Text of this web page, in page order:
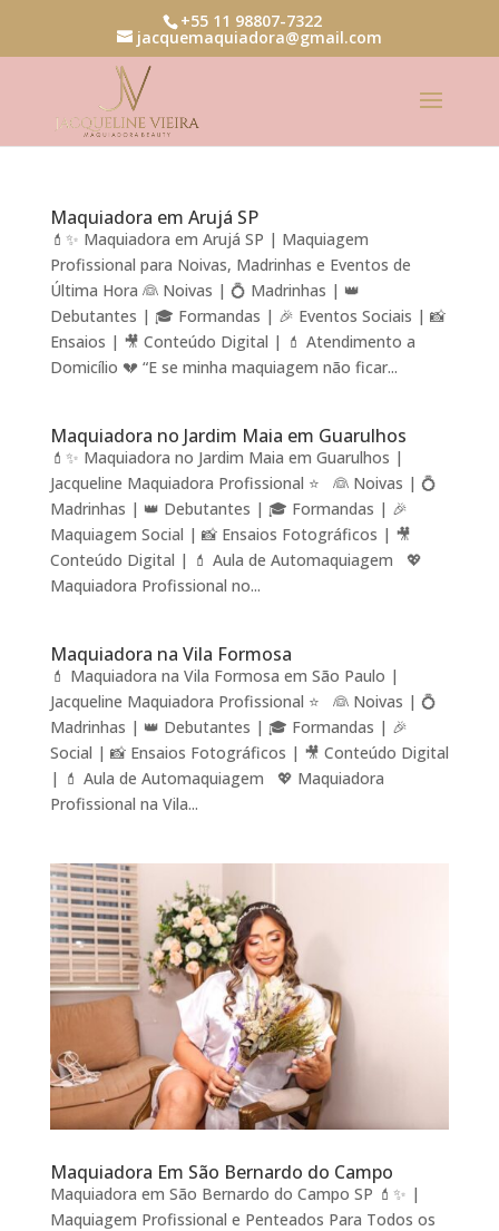
+55 11 98807-7322
jacquemaquiadora@gmail.com
Maquiadora em Arujá SP
💄✨ Maquiadora em Arujá SP | Maquiagem
Profissional para Noivas, Madrinhas e Eventos de
Última Hora 👰 Noivas | 💍 Madrinhas | 👑
Debutantes | 🎓 Formandas | 🎉 Eventos Sociais | 📸
Ensaios | 🎥 Conteúdo Digital | 💄 Atendimento a
Domicílio 💔 “E se minha maquiagem não ficar...
Maquiadora no Jardim Maia em Guarulhos
💄✨ Maquiadora no Jardim Maia em Guarulhos |
Jacqueline Maquiadora Profissional ⭐ 👰 Noivas | 💍
Madrinhas | 👑 Debutantes | 🎓 Formandas | 🎉
Maquiagem Social | 📸 Ensaios Fotográficos | 🎥
Conteúdo Digital | 💄 Aula de Automaquiagem 💖
Maquiadora Profissional no...
Maquiadora na Vila Formosa
💄 Maquiadora na Vila Formosa em São Paulo |
Jacqueline Maquiadora Profissional ⭐ 👰 Noivas | 💍
Madrinhas | 👑 Debutantes | 🎓 Formandas | 🎉
Social | 📸 Ensaios Fotográficos | 🎥 Conteúdo Digital
| 💄 Aula de Automaquiagem 💖 Maquiadora
Profissional na Vila...
Maquiadora Em São Bernardo do Campo
Maquiadora em São Bernardo do Campo SP 💄✨ |
Maquiagem Profissional e Penteados Para Todos os